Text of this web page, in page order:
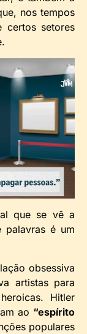
nos tempos
certos setores
que se vê a
palavras é um
obsessiva
artistas para
Hitler
ao “espírito
populares